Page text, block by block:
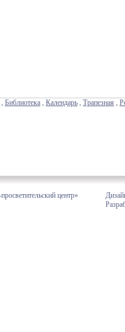
, Библиотека , Календарь , Трапезная ,
центр»